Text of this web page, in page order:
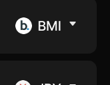
BMI